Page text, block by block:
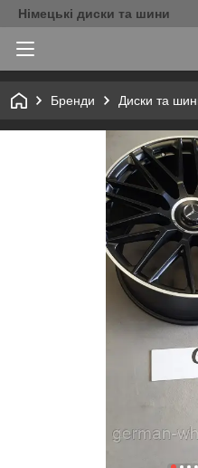
Німецькі диски та шини
Бренди Диски та